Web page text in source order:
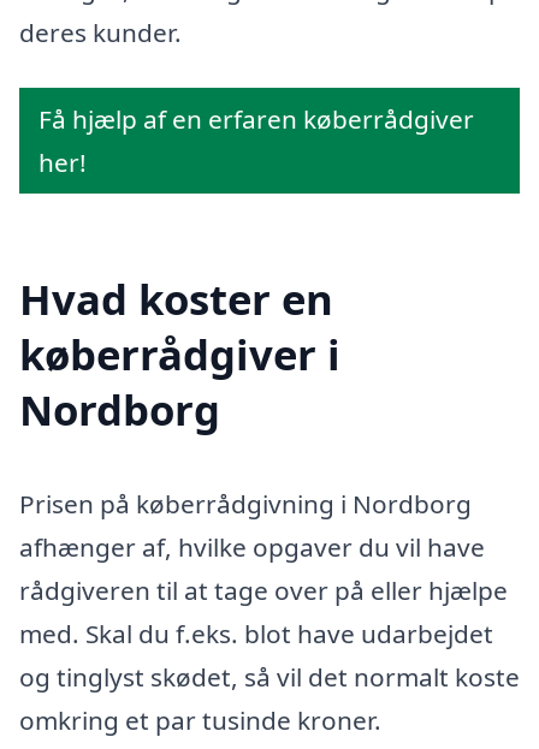
deres kunder.
Få hjælp af en erfaren køberrådgiver
her!
Hvad koster en
køberrådgiver i
Nordborg
Prisen på køberrådgivning i Nordborg
afhænger af, hvilke opgaver du vil have
rådgiveren til at tage over på eller hjælpe
med. Skal du f.eks. blot have udarbejdet
og tinglyst skødet, så vil det normalt koste
omkring et par tusinde kroner.